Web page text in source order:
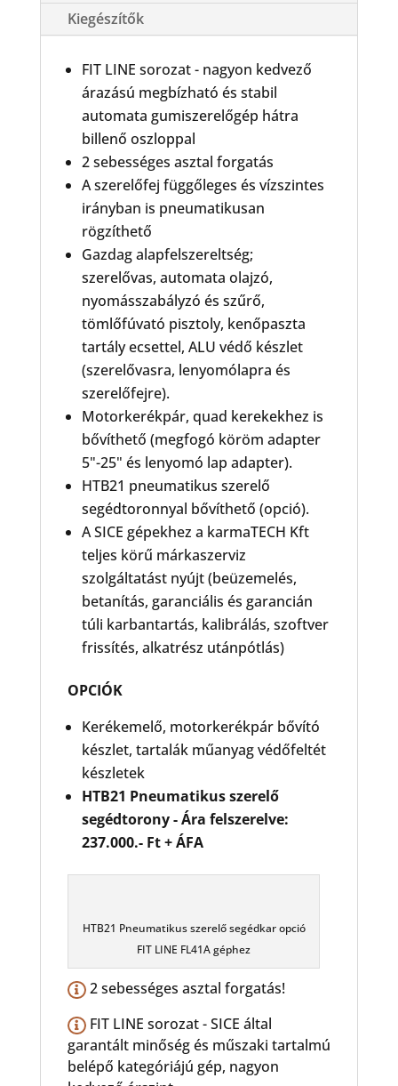
Kiegészítők
FIT LINE sorozat - nagyon kedvező
árazású megbízható és stabil
automata gumiszerelőgép hátra
billenő oszloppal
2 sebességes asztal forgatás
A szerelőfej függőleges és vízszintes
irányban is pneumatikusan
rögzíthető
Gazdag alapfelszereltség;
szerelővas, automata olajzó,
nyomásszabályzó és szűrő,
tömlőfúvató pisztoly, kenőpaszta
tartály ecsettel, ALU védő készlet
(szerelővasra, lenyomólapra és
szerelőfejre).
Motorkerékpár, quad kerekekhez is
bővíthető (megfogó köröm adapter
5"-25" és lenyomó lap adapter).
HTB21 pneumatikus szerelő
segédtoronnyal bővíthető (opció).
A SICE gépekhez a karmaTECH Kft
teljes körű márkaszerviz
szolgáltatást nyújt (beüzemelés,
betanítás, garanciális és garancián
túli karbantartás, kalibrálás, szoftver
frissítés, alkatrész utánpótlás)
OPCIÓK
Kerékemelő, motorkerékpár bővító
készlet, tartalák műanyag védőfeltét
készletek
HTB21 Pneumatikus szerelő
segédtorony - Ára felszerelve:
237.000.- Ft + ÁFA
HTB21 Pneumatikus szerelő segédkar opció
FIT LINE FL41A géphez
2 sebességes asztal forgatás!
FIT LINE sorozat - SICE által
garantált minőség és műszaki tartalmú
belépő kategóriájú gép, nagyon